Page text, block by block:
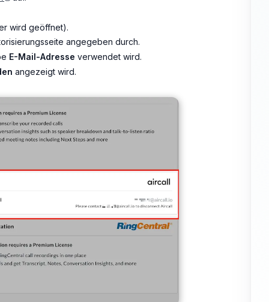
wird geöffnet).
angegeben durch.
E-Mail-Adresse verwendet wird.
angezeigt wird.